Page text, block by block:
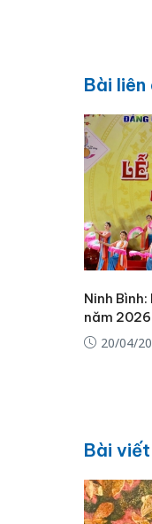
Bài liên
Ninh
năm 2026
20/04/
Bài